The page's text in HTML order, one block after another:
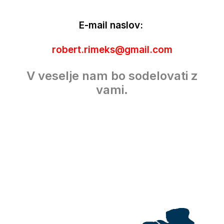
E-mail naslov:
robert.rimeks@gmail.com
V veselje nam bo sodelovati z
vami.